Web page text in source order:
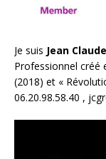
Je suis Jean
Professionnel créé
(2018) et «
06.20.98.58.40 ,